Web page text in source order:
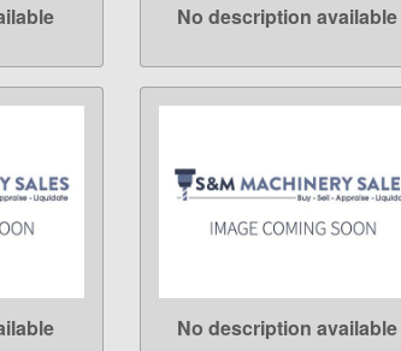
LEARN MORE
No description available
LEARN MORE
No description available